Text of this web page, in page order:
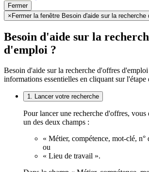
Fermer
× Fermer la fenêtre Besoin d'aide sur la recherche
Besoin d'aide sur la
d'emploi ?
Besoin d'aide sur la recherche d'offres d'emploi
informations essentielles en cliquant sur l'étape
1. Lancer votre recherche
Pour lancer une recherche d'offres, vous
un des deux champs :
« Métier, compétence, mot-clé, n°
ou
« Lieu de travail ».